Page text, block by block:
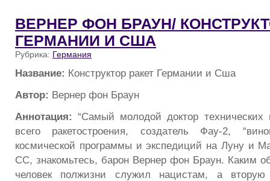
ВЕРНЕР ФОН БРАУН/
ГЕРМАНИИ И CША
Рубрика: Германия
Название: Конструктор ракет Германии и Cша
Автор: Вернер фон Браун
Аннотация: “Самый молодой доктор технических
всего ракетостроения, создатель Фау-2,
космической программы и экспедиций на Луну и
СС, знакомьтесь, барон Вернер фон Браун. Каким
человек полжизни служил нацистам, а